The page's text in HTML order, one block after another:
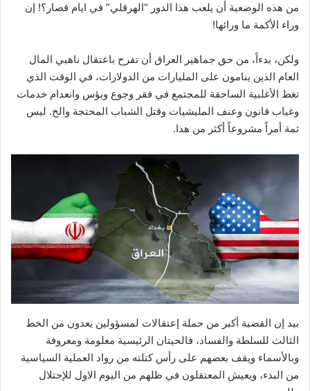
من هذه الوضعية أن يلعب هذا الدور “الهرقلي” في ايام قصار؟! إن
وراء الأكمة ما ورائها!
ولكن، بدءاً، من حق جماهير العراق أن تفرح باعتقال ناهبي المال
العام الذين ينامون على المليارات من الدولارات، في الوقت الذي
تغط الأغلبية الساحقة للمجتمع في فقر وجوع وبؤس وانعدام خدمات
وغياب قانون وعنف المليشيات وقتل الشباب المحتجة والخ. ليس
ثمة أمراً مشروعاً أكثر من هذا.
بيد إن القضية أكبر من حملة إعتقالات لمسؤولين يعدون من الخط
الثالث للسلطة والفساد، فالحيتان الرئيسية معلومة ومعروفة
وبالأسماء ويقف بعضهم على رأس كتلته من رواد العملية السياسية
من البدء، ويعيش المعتقلون في ظلهم من اليوم الاول للإحتلال